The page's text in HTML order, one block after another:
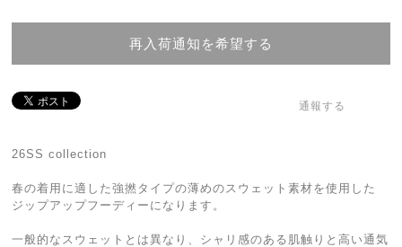
再入荷通知を希望する
通報する
26SS collection
春の着用に適した強撚タイプの薄めのスウェット素材を使用した
ジップアップフーディーになります。
一般的なスウェットとは異なり、シャリ感のある肌触りと高い通気